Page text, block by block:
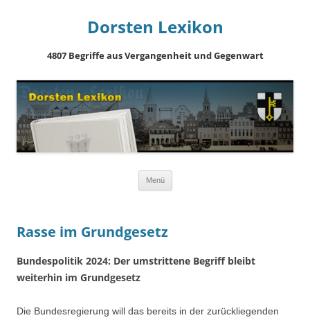
Dorsten Lexikon
4807 Begriffe aus Vergangenheit und Gegenwart
Menü
Rasse im Grundgesetz
Bundespolitik 2024: Der umstrittene Begriff bleibt
weiterhin im Grundgesetz
Die Bundesregierung will das bereits in der zurückliegenden